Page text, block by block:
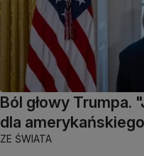
Ból głowy Trumpa.
dla
ZE ŚWIATA